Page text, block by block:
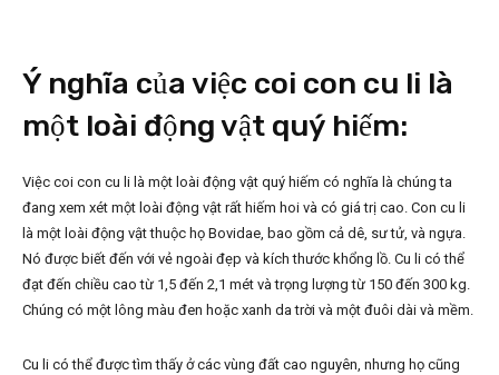
Ý nghĩa của việc coi con cu li là
một loài động vật quý hiếm:
Việc coi con cu li là một loài động vật quý hiếm có nghĩa là chúng ta
đang xem xét một loài động vật rất hiếm hoi và có giá trị cao. Con cu li
là một loài động vật thuộc họ Bovidae, bao gồm cả dê, sư tử, và ngựa.
Nó được biết đến với vẻ ngoài đẹp và kích thước khổng lồ. Cu li có thể
đạt đến chiều cao từ 1,5 đến 2,1 mét và trọng lượng từ 150 đến 300 kg.
Chúng có một lông màu đen hoặc xanh da trời và một đuôi dài và mềm.
Cu li có thể được tìm thấy ở các vùng đất cao nguyên, nhưng họ cũng